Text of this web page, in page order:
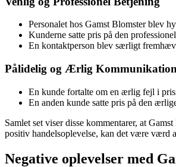
Personalet hos Gamst Blomster blev
Kunderne satte pris på den
En kontaktperson blev særligt
Pålidelig og Ærlig Kommunikation
En kunde fortalte om en ærlig fejl i
En anden kunde satte pris på den
Samlet set viser disse kommentarer, at
positiv handelsoplevelse, kan det være værd
Negative oplevelser med